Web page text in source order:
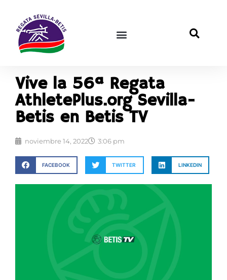
Vive la 56ª Regata
AthletePlus.org Sevilla-
Betis en Betis TV
noviembre 14, 2022 3:06 pm
FACEBOOK TWITTER LINKEDIN